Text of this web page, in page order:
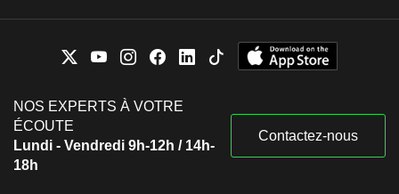
NOS EXPERTS À VOTRE
ÉCOUTE
Lundi - Vendredi 9h-12h / 14h-
18h
Contactez-nous